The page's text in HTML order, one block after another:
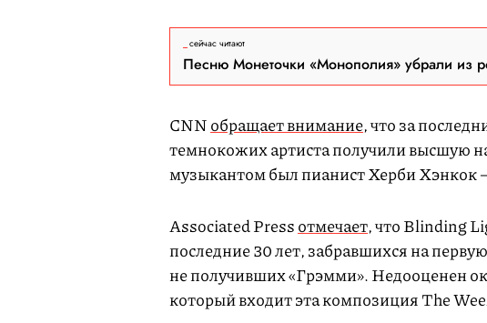
сейчас читают
Песню Монеточки «Монополия» убрали из
CNNобращает внимание, что за
темнокожих артиста получили высшую
музыкантом был пианист Херби Хэнкок
Associated Pressотмечает, что Blinding
последние 30 лет, забравшихся на
не получивших «Грэмми». Недооценен
который входит эта композиция The